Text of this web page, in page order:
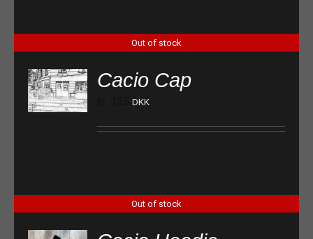
Out of stock
Cacio Cap
DKK
Out of stock